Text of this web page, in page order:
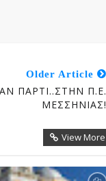
Older Article
ΠΑΡΤΙ..ΣΤΗΝ Π.Ε.
ΜΕΣΣΗΝΙΑΣ!
View More